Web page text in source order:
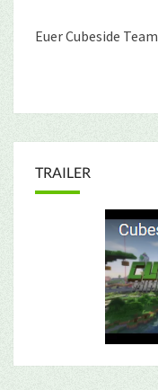
Euer Cubeside Team
TRAILER